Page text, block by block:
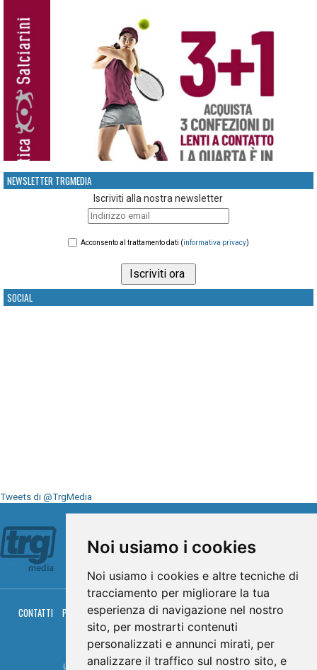
Noi usiamo i cookies
Noi usiamo i cookies e altre tecniche di
tracciamento per migliorare la tua
esperienza di navigazione nel nostro
sito, per mostrarti contenuti
personalizzati e annunci mirati, per
analizzare il traffico sul nostro sito, e
NEWSLETTER TRGMEDIA
Iscriviti alla nostra newsletter
Acconsento al trattamento dati (informativa privacy)
SOCIAL
Tweets di @TrgMedia
CONTATTI PRIVACY COOKIES PALINSESTO DIRETTA TV
DIRETTA RADIO
RGM HITRADIO
© TRG Media 2005-2026
Umbria Televisioni s.r.l. - P.I.00496230541 -www.trgmedia.it- Powered by